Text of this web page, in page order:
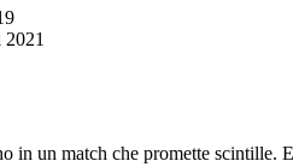
in un match che promette